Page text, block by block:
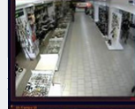
Каталог